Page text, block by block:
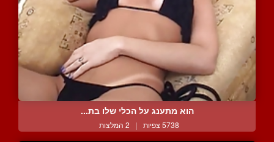
הוא מתענג על הכלי שלו בת...
5738 צפיות | 2 המלצות